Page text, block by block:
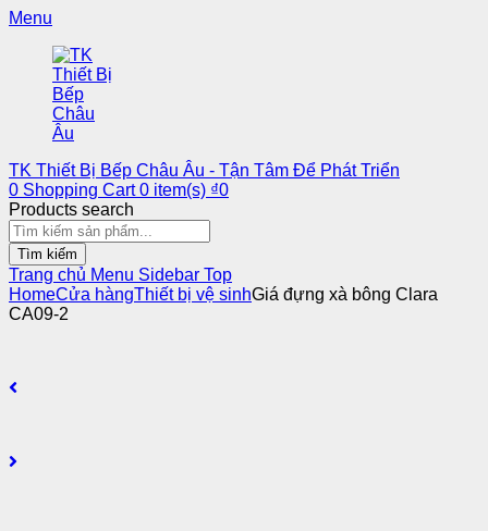
Menu
TK Thiết Bị Bếp Châu Âu - Tận Tâm Để Phát Triển
0 Shopping Cart 0 item(s) ₫0
Products search
Tìm kiếm
Trang chủ Menu Sidebar Top
HomeCửa hàngThiết bị vệ sinhGiá đựng xà bông Clara
CA09-2